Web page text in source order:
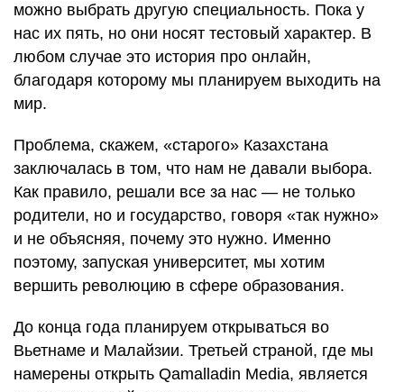
можно выбрать другую специальность. Пока у
нас их пять, но они носят тестовый характер. В
любом случае это история про онлайн,
благодаря которому мы планируем выходить на
мир.
Проблема, скажем, «старого» Казахстана
заключалась в том, что нам не давали выбора.
Как правило, решали все за нас — не только
родители, но и государство, говоря «так нужно»
и не объясняя, почему это нужно. Именно
поэтому, запуская университет, мы хотим
вершить революцию в сфере образования.
До конца года планируем открываться во
Вьетнаме и Малайзии. Третьей страной, где мы
намерены открыть Qamalladin Media, является